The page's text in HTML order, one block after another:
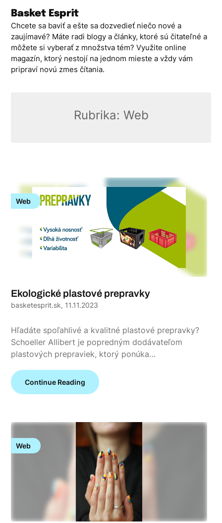
content
Basket Esprit
Chcete sa baviť a ešte sa dozvedieť niečo nové a
zaujímavé? Máte radi blogy a články, ktoré sú čitateľné a
môžete si vyberať z množstva tém? Využite online
magazín, ktorý nestojí na jednom mieste a vždy vám
pripraví novú zmes čítania.
Rubrika: Web
Web
Ekologické plastové prepravky
basketesprit.sk, 11.11.2023
Hľadáte spoľahlivé a kvalitné plastové prepravky?
Schoeller Allibert je popredným dodávateľom
plastových prepraviek, ktorý ponúka…
Continue Reading
Web